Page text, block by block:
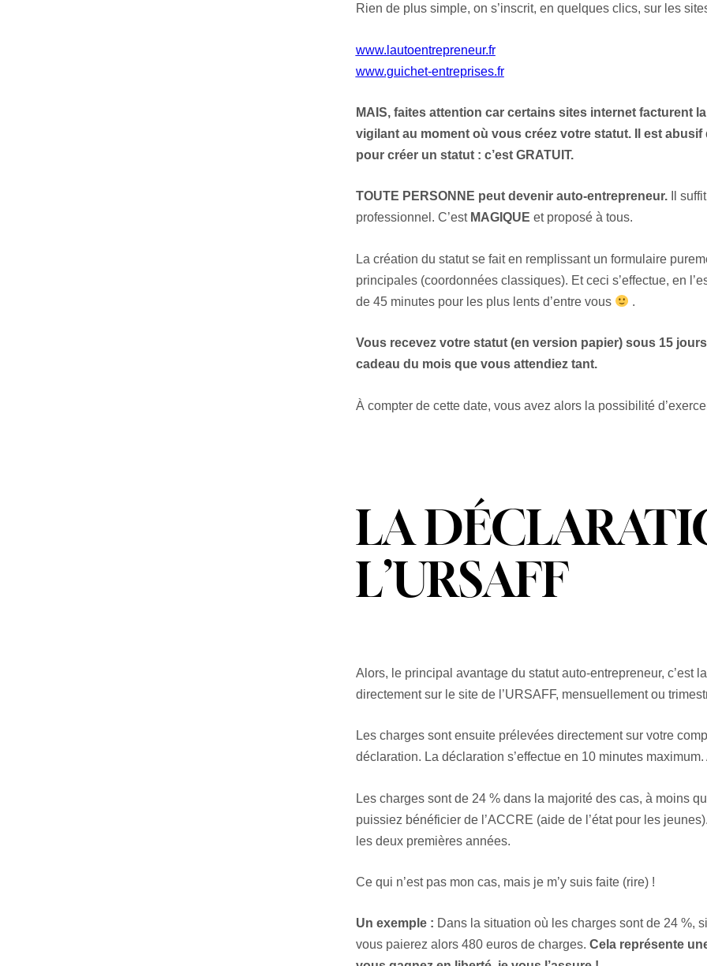
Rien de plus simple, on s’inscrit, en quelques clics, sur les
www.lautoentrepreneur.fr
www.guichet-entreprises.fr
MAIS, faites attention car certains sites internet facturent
vigilant au moment où vous créez votre statut. Il est
pour créer un statut : c’est GRATUIT.
TOUTE PERSONNE peut devenir auto-entrepreneur.
Il
professionnel. C’est MAGIQUE et proposé à tous.
La création du statut se fait en remplissant un formulaire
principales (coordonnées classiques). Et ceci s’effectue, en
de 45 minutes pour les plus lents d’entre vous
.
Vous recevez votre statut (en version papier) sous 15
cadeau du mois que vous attendiez tant.
À compter de cette date, vous avez alors la possibilité
LA
L’URSAFF
Alors, le principal avantage du statut auto-entrepreneur, c’est
directement sur le site de l’URSAFF, mensuellement ou
Les charges sont ensuite prélevées directement sur votre
déclaration. La déclaration s’effectue en 10 minutes
Les charges sont de 24 % dans la majorité des cas, à moins
puissiez bénéficier de l’ACCRE (aide de l’état pour les
les deux premières années.
Ce qui n’est pas mon cas, mais je m’y suis faite (rire) !
Un exemple : Dans la situation où les charges sont de 24 %,
vous paierez alors 480 euros de charges. Cela représente